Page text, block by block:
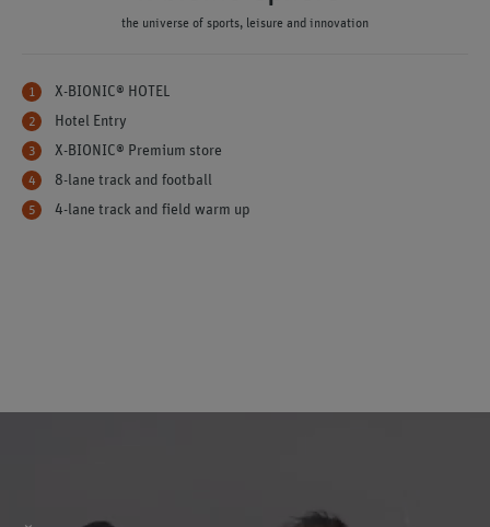
the universe of sports, leisure and innovation
X-BIONIC® HOTEL
Hotel Entry
X-BIONIC® Premium store
8-lane track and football
4-lane track and field warm up